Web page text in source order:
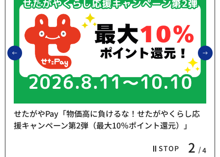
前のスライドを表示
STOP 2 4
せたがやPay「物価高に負けるな！せたがやくらし応
援キャンペーン第2弾（最大10％ポイント還元）」